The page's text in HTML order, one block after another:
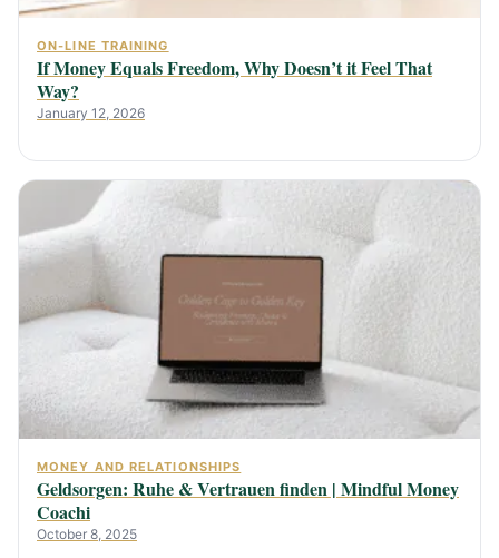
ON-LINE TRAINING
If Money Equals Freedom, Why Doesn’t it Feel That
Way?
January 12, 2026
MONEY AND RELATIONSHIPS
Geldsorgen: Ruhe & Vertrauen finden | Mindful Money
Coachi
October 8, 2025